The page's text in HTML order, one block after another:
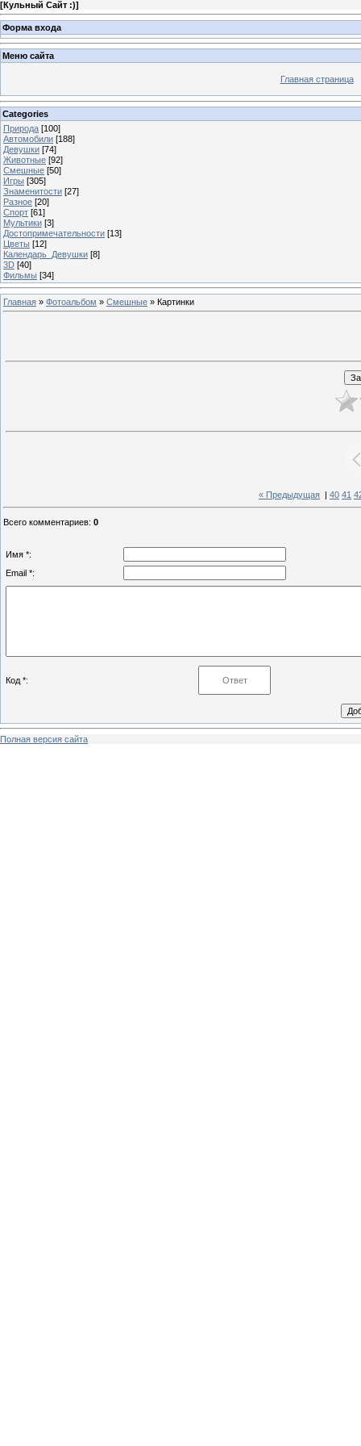
[Кульный Сайт :)]
Форма входа
Меню сайта
Главная страница
Categories
Природа [100]
Автомобили [188]
Девушки [74]
Животные [92]
Смешные [50]
Игры [305]
Знаменитости [27]
Разное [20]
Спорт [61]
Мультики [3]
Достопримечательности [13]
Цветы [12]
Календарь_Девушки [8]
3D [40]
Фильмы [34]
Главная » Фотоальбом » Смешные » Картинки
« Предыдущая 40 41
Всего комментариев: 0
Имя *:
Email *:
Код *:
Полная версия сайта